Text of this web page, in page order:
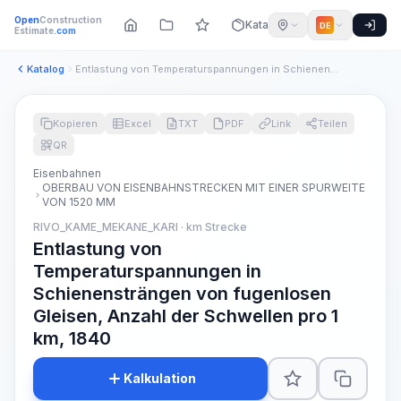
OpenConstruction
Estimate.com Katalog DE
Katalog Entlastung von Temperaturspannungen in Schienensträngen von ...
Kopieren Excel TXT PDF Link
Teilen
QR
Eisenbahnen
OBERBAU VON EISENBAHNSTRECKEN MIT EINER SPURWEITE
VON 1520 MM
RIVO_KAME_MEKANE_KARI · km Strecke
Entlastung von
Temperaturspannungen in
Schienensträngen von fugenlosen
Gleisen, Anzahl der Schwellen pro 1
km, 1840
Kalkulation